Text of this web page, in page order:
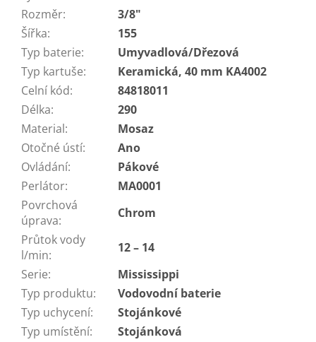
Rozměr:
3/8"
Šířka:
155
Typ baterie:
Umyvadlová/Dřezová
Typ kartuše:
Keramická, 40 mm KA4002
Celní kód:
84818011
Délka:
290
Material:
Mosaz
Otočné ústí:
Ano
Ovládání:
Pákové
Perlátor:
MA0001
Povrchová
úprava:
Chrom
Průtok vody
l/min:
12 – 14
Serie:
Mississippi
Typ produktu:
Vodovodní baterie
Typ uchycení:
Stojánkové
Typ umístění:
Stojánková